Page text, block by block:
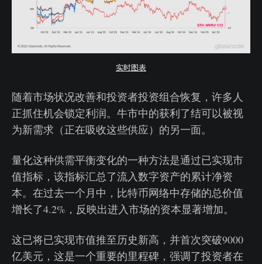
实时图表
随着市场状况改善和投资者投资组合恢复，许多人
正抓住机会锁定利润。牛市中的获利了结可以被视
为新需求（正在吸收这些供应）的另一面。
量化这种供需平衡变化的一种方法是通过已实现市
值指标，该指标汇总了流入数字资产的累计净资
本。在过去一个月中，比特币网络中存储的总价值
增长了4.2%，反映出进入市场的资本显著增加。
这已将已实现市值推至历史新高，并首次突破9000
亿美元，这是一个重要的里程碑，强调了投资者在